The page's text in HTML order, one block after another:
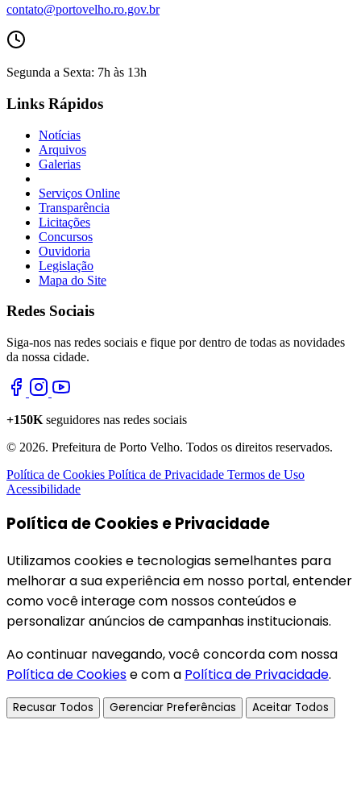
contato@portovelho.ro.gov.br
Segunda a Sexta: 7h às 13h
Links Rápidos
Notícias
Arquivos
Galerias
Serviços Online
Transparência
Licitações
Concursos
Ouvidoria
Legislação
Mapa do Site
Redes Sociais
Siga-nos nas redes sociais e fique por dentro de todas as novidades
da nossa cidade.
+150K seguidores nas redes sociais
© 2026. Prefeitura de Porto Velho. Todos os direitos reservados.
Política de Cookies Política de Privacidade Termos de Uso
Acessibilidade
Política de Cookies e Privacidade
Utilizamos cookies e tecnologias semelhantes para
melhorar a sua experiência em nosso portal, entender
como você interage com nossos conteúdos e
personalizar anúncios de campanhas institucionais.
Ao continuar navegando, você concorda com nossa
Política de Cookiese com a Política de Privacidade.
Recusar Todos Gerenciar Preferências Aceitar Todos